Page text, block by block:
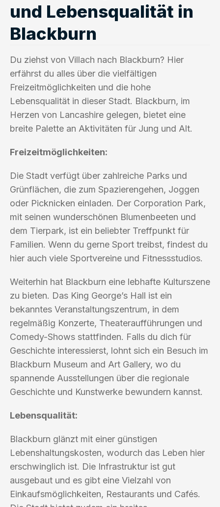
und Lebensqualität in
Blackburn
Du ziehst von Villach nach Blackburn? Hier
erfährst du alles über die vielfältigen
Freizeitmöglichkeiten und die hohe
Lebensqualität in dieser Stadt. Blackburn, im
Herzen von Lancashire gelegen, bietet eine
breite Palette an Aktivitäten für Jung und Alt.
Freizeitmöglichkeiten:
Die Stadt verfügt über zahlreiche Parks und
Grünflächen, die zum Spazierengehen, Joggen
oder Picknicken einladen. Der Corporation Park,
mit seinen wunderschönen Blumenbeeten und
dem Tierpark, ist ein beliebter Treffpunkt für
Familien. Wenn du gerne Sport treibst, findest du
hier auch viele Sportvereine und Fitnessstudios.
Weiterhin hat Blackburn eine lebhafte Kulturszene
zu bieten. Das King George’s Hall ist ein
bekanntes Veranstaltungszentrum, in dem
regelmäßig Konzerte, Theateraufführungen und
Comedy-Shows stattfinden. Falls du dich für
Geschichte interessierst, lohnt sich ein Besuch im
Blackburn Museum and Art Gallery, wo du
spannende Ausstellungen über die regionale
Geschichte und Kunstwerke bewundern kannst.
Lebensqualität:
Blackburn glänzt mit einer günstigen
Lebenshaltungskosten, wodurch das Leben hier
erschwinglich ist. Die Infrastruktur ist gut
ausgebaut und es gibt eine Vielzahl von
Einkaufsmöglichkeiten, Restaurants und Cafés.